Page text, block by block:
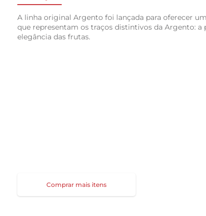
A linha original Argento foi lançada para oferecer
que representam os traços distintivos da Argento: a
elegância das frutas.
Comprar mais itens